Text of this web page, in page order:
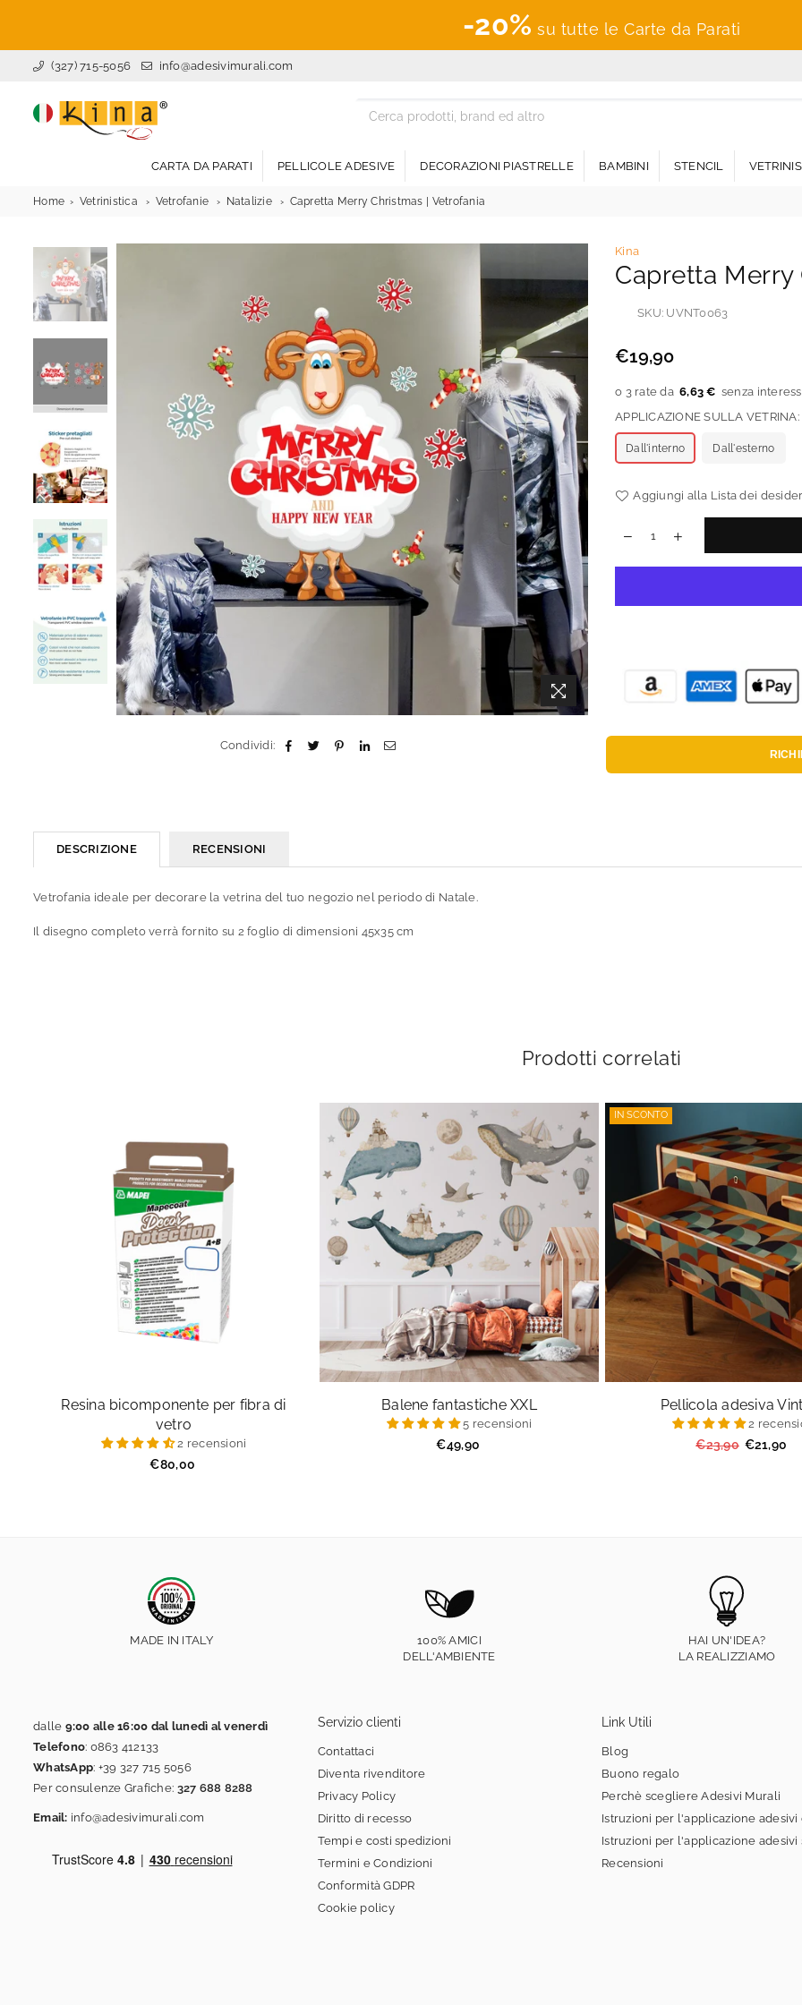
-20% su tutte le Carte da Parati
(327) 715-5056 info@adesivimurali.com
CARTA DA PARATI PELLICOLE ADESIVE DECORAZIONI PIASTRELLE BAMBINI STENCIL
Home Vetrinistica Vetrofanie Natalizie Capretta Merry Christmas | Vetrofania
Condividi:
Kina
Capretta Merry
SKU: UVNT0063
Prezzo
€19,90
6,63 €
APPLICAZIONE SULLA VETRINA:
Dall'interno Dall'esterno
Aggiungi alla Lista dei
DESCRIZIONE RECENSIONI
Vetrofania ideale per decorare la vetrina del tuo negozio nel periodo di Natale.
Il disegno completo verrà fornito su 2 foglio di dimensioni 45x35 cm
Prodotti correlati
Resina bicomponente per fibra di
vetro
2 recensioni
Prezzo
€80,00
Balene fantastiche XXL
5 recensioni
Prezzo
€49,90
IN SCONTO
Pellicola adesiva
2
Prezzo
€23,90 €21,90
MADE IN ITALY
100% AMICI
DELL'AMBIENTE
HAI UN'IDEA?
LA REALIZZIAMO
dalle 9:00 alle 16:00 dal lunedì al venerdì
Telefono: 0863 412133
WhatsApp: +39 327 715 5056
Per consulenze Grafiche: 327 688 8288
Email: info@adesivimurali.com
Servizio clienti
Contattaci
Diventa rivenditore
Privacy Policy
Diritto di recesso
Tempi e costi spedizioni
Termini e Condizioni
Conformità GDPR
Cookie policy
Link Utili
Blog
Buono regalo
Perchè scegliere Adesivi Murali
Istruzioni per l'applicazione adesivi
Istruzioni per l'applicazione adesivi
Recensioni